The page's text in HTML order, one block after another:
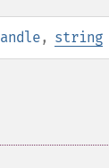
, string